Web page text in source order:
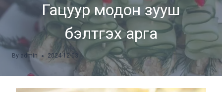
Гацуур модон зууш
бэлтгэх арга
By admin 2024-12-03